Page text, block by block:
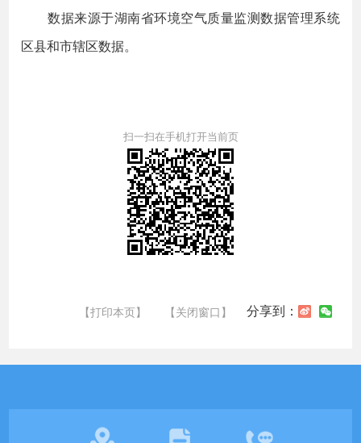
数据来源于湖南省环境空气质量监测数据管理系统
区县和市辖区数据。
扫一扫在手机打开当前页
【打印本页】 【关闭窗口】 分享到：